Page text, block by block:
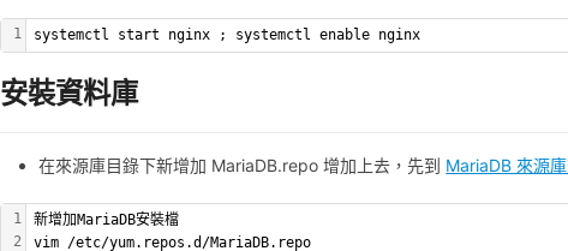
1 systemctl start nginx ; systemctl enable nginx
安裝資料庫
在來源庫目錄下新增加 MariaDB.repo 增加上去，先到 MariaDB 來源
1
2
新增加MariaDB安裝檔
vim /etc/yum.repos.d/MariaDB.repo